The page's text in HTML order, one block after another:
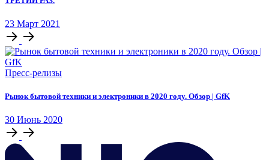
23 Март 2021
Пресс-релизы
Рынок бытовой техники и электроники в 2020 году. Обзор | GfK
30 Июнь 2020